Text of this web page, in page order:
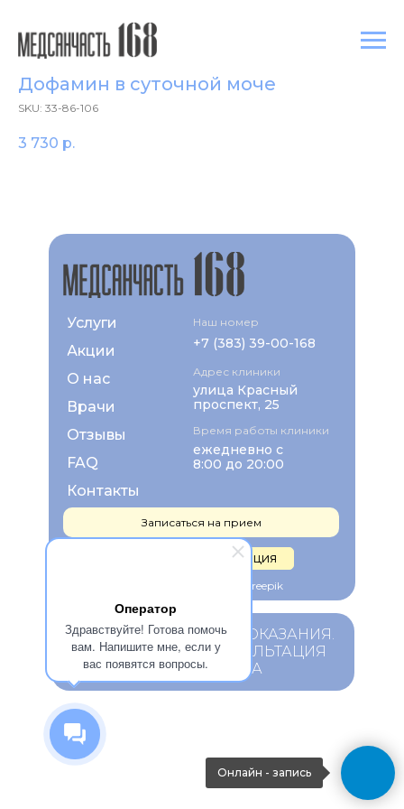
Оператор
Здравствуйте! Готова помочь
вам. Напишите мне, если у
вас появятся вопросы.
Дофамин в суточной моче
SKU: 33-86-106
3 730 р.
Услуги
Правовая информация
Акции
Врачи
О нас
+7 (383) 39-00-168
Отзывы
FAQ
Контакты
Наш номер
ежедневно с
8:00 до 20:00
Время работы клиники
Адрес клиники
улица Красный
проспект, 25
Записаться на прием
Изображения взяты с Freepik
ИМЕЮТСЯ ПРОТИВОПОКАЗАНИЯ.
НЕОБХОДИМА КОНСУЛЬТАЦИЯ
СПЕЦИАЛИСТА
Онлайн - запись